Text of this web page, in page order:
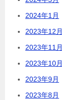
2024年1月
2023年12月
2023年11月
2023年10月
2023年9月
2023年8月